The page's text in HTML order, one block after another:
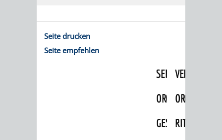
ORTSVEREINE
GESCHICHTE
Seite drucken
Seite empfehlen